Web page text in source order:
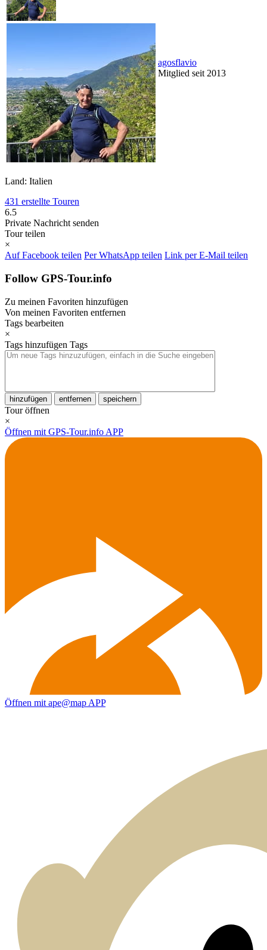
agosflavio
Mitglied seit 2013
Land: Italien
431 erstellte Touren
6.5
Private Nachricht senden
Tour teilen
×
Auf Facebook teilen Per WhatsApp teilen Link per E-Mail teilen
Follow GPS-Tour.info
Zu meinen Favoriten hinzufügen
Von meinen Favoriten entfernen
Tags bearbeiten
×
Tags hinzufügen Tags
hinzufügen entfernen speichern
Tour öffnen
×
Öffnen mit GPS-Tour.info APP
Öffnen mit ape@map APP